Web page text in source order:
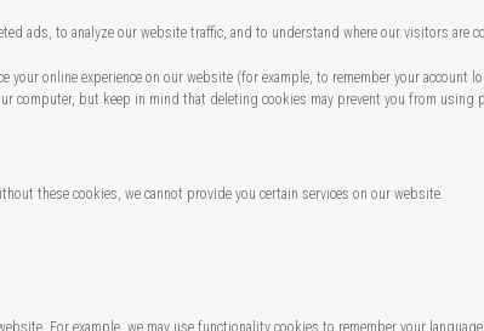
ads, to analyze our website traffic, and to understand where our visitors are
online experience on our website (for example, to remember your account
computer, but keep in mind that deleting cookies may prevent you from using
these cookies, we cannot provide you certain services on our website.
For example, we may use functionality cookies to remember your